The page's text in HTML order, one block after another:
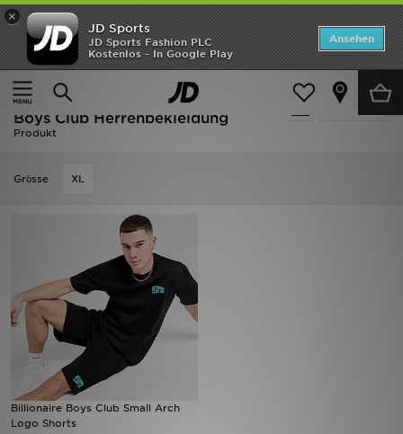
×
JD Sports
JD Sports Fashion PLC
Kostenlos - In Google Play
Ansehen
Startseite
Herren Herrenbekleidung
verfeinern
Ausverkauf | Herren - Billionaire
Boys Club Herrenbekleidung
Produkt
Grӧsse XL
Billionaire Boys Club Small Arch
Logo Shorts
Startseite
ANGEBOTE
Marken
Kinder
Bestsellers
JD Exklusives
Fußball